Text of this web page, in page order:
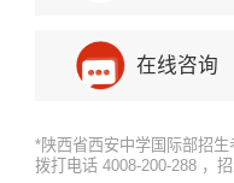
在线咨询
*陕西省西安中学国际部招
拨打电话 4008-200-288 ，